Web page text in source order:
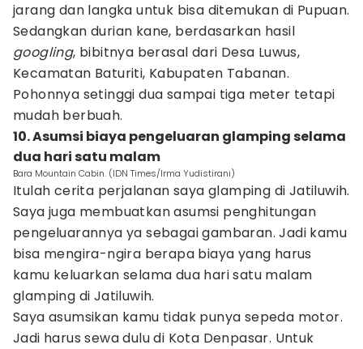
jarang dan langka untuk bisa ditemukan di Pupuan.
Sedangkan durian kane, berdasarkan hasil
googling, bibitnya berasal dari Desa Luwus,
Kecamatan Baturiti, Kabupaten Tabanan.
Pohonnya setinggi dua sampai tiga meter tetapi
mudah berbuah.
10. Asumsi biaya pengeluaran glamping selama
dua hari satu malam
Bara Mountain Cabin. (IDN Times/Irma Yudistirani)
Itulah cerita perjalanan saya glamping di Jatiluwih.
Saya juga membuatkan asumsi penghitungan
pengeluarannya ya sebagai gambaran. Jadi kamu
bisa mengira-ngira berapa biaya yang harus
kamu keluarkan selama dua hari satu malam
glamping di Jatiluwih.
Saya asumsikan kamu tidak punya sepeda motor.
Jadi harus sewa dulu di Kota Denpasar. Untuk